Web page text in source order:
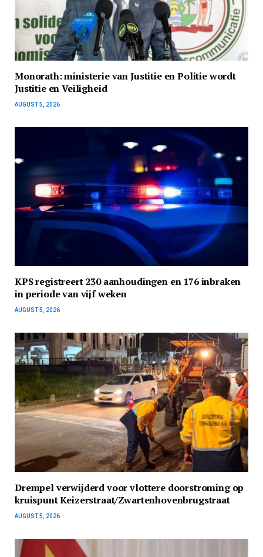
Monorath: ministerie van Justitie en Politie wordt
Justitie en Veiligheid
AUGUST 5, 2026
KPS registreert 230 aanhoudingen en 176 inbraken
in periode van vijf weken
AUGUST 5, 2026
Drempel verwijderd voor vlottere doorstroming op
kruispunt Keizerstraat/Zwartenhovenbrugstraat
AUGUST 5, 2026